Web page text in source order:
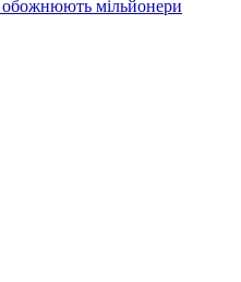
обожнюють мільйонери